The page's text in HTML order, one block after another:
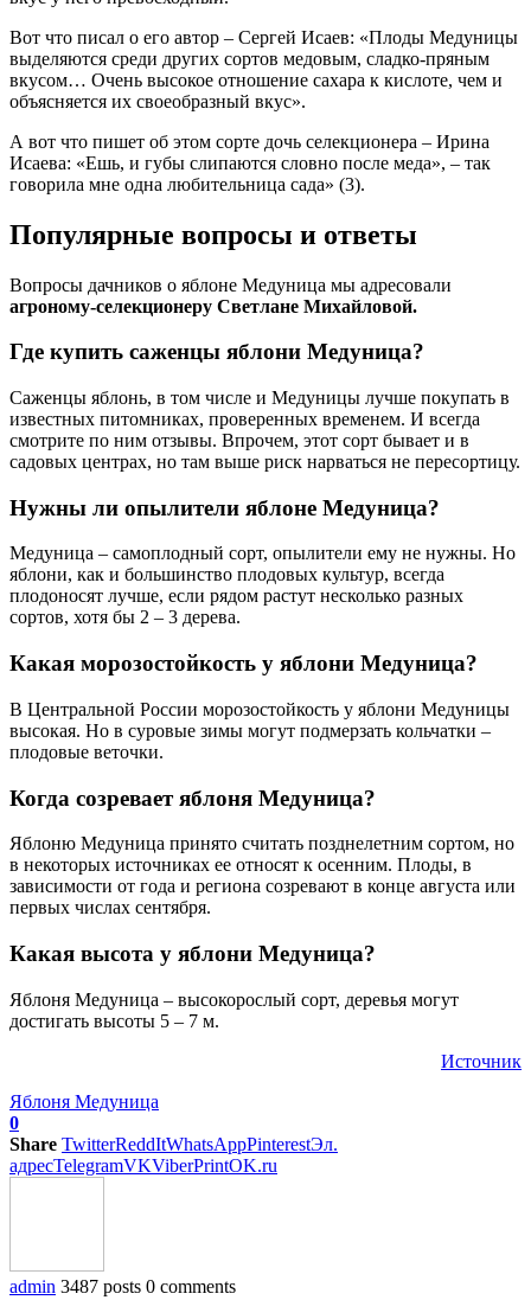
Вот что писал о его автор – Сергей Исаев: «Плоды Медуницы
выделяются среди других сортов медовым, сладко-пряным
вкусом… Очень высокое отношение сахара к кислоте, чем и
объясняется их своеобразный вкус».
А вот что пишет об этом сорте дочь селекционера – Ирина
Исаева: «Ешь, и губы слипаются словно после меда», – так
говорила мне одна любительница сада» (3).
Популярные вопросы и ответы
Вопросы дачников о яблоне Медуница мы адресовали
агроному-селекционеру Светлане Михайловой.
Где купить саженцы яблони Медуница?
Саженцы яблонь, в том числе и Медуницы лучше покупать в
известных питомниках, проверенных временем. И всегда
смотрите по ним отзывы. Впрочем, этот сорт бывает и в
садовых центрах, но там выше риск нарваться не пересортицу.
Нужны ли опылители яблоне Медуница?
Медуница – самоплодный сорт, опылители ему не нужны. Но
яблони, как и большинство плодовых культур, всегда
плодоносят лучше, если рядом растут несколько разных
сортов, хотя бы 2 – 3 дерева.
Какая морозостойкость у яблони Медуница?
В Центральной России морозостойкость у яблони Медуницы
высокая. Но в суровые зимы могут подмерзать кольчатки –
плодовые веточки.
Когда созревает яблоня Медуница?
Яблоню Медуница принято считать позднелетним сортом, но
в некоторых источниках ее относят к осенним. Плоды, в
зависимости от года и региона созревают в конце августа или
первых числах сентября.
Какая высота у яблони Медуница?
Яблоня Медуница – высокорослый сорт, деревья могут
достигать высоты 5 – 7 м.
Источник
Яблоня Медуница
0
Share TwitterReddItWhatsAppPinterestЭл.
адресTelegramVKViberPrintOK.ru
admin 3487 posts 0 comments